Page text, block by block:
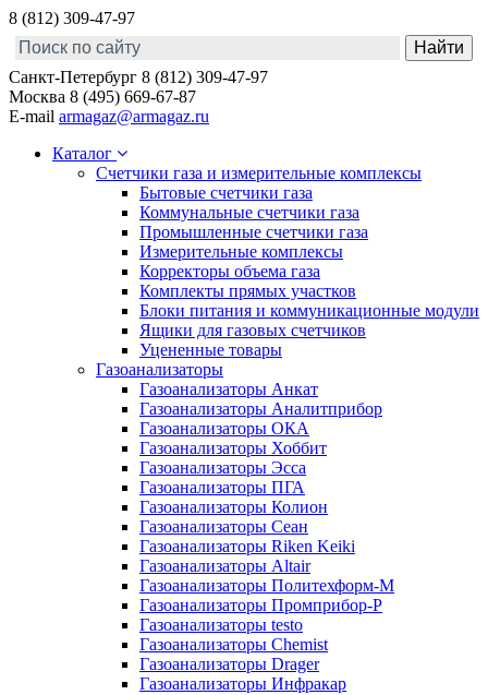
8 (812) 309-47-97
Санкт-Петербург 8 (812) 309-47-97
Москва 8 (495) 669-67-87
E-mail armagaz@armagaz.ru
Каталог
Счетчики газа и измерительные комплексы
Бытовые счетчики газа
Коммунальные счетчики газа
Промышленные счетчики газа
Измерительные комплексы
Корректоры объема газа
Комплекты прямых участков
Блоки питания и коммуникационные модули
Ящики для газовых счетчиков
Уцененные товары
Газоанализаторы
Газоанализаторы Анкат
Газоанализаторы Аналитприбор
Газоанализаторы ОКА
Газоанализаторы Хоббит
Газоанализаторы Эсса
Газоанализаторы ПГА
Газоанализаторы Колион
Газоанализаторы Сеан
Газоанализаторы Riken Keiki
Газоанализаторы Altair
Газоанализаторы Политехформ-М
Газоанализаторы Промприбор-Р
Газоанализаторы testo
Газоанализаторы Chemist
Газоанализаторы Drager
Газоанализаторы Инфракар